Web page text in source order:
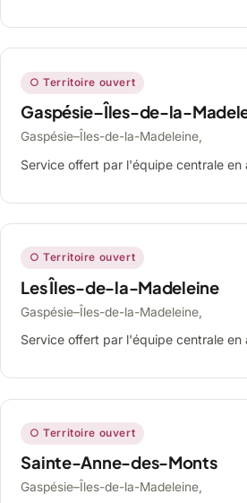
○ Territoire ouvert
Gaspésie–Îles-de-la-
Gaspésie–Îles-de-la-Madeleine,
Service offert par l'équipe centrale
○ Territoire ouvert
Les Îles-de-la-Madeleine
Gaspésie–Îles-de-la-Madeleine,
Service offert par l'équipe centrale
○ Territoire ouvert
Sainte-Anne-des-Monts
Gaspésie–Îles-de-la-Madeleine,